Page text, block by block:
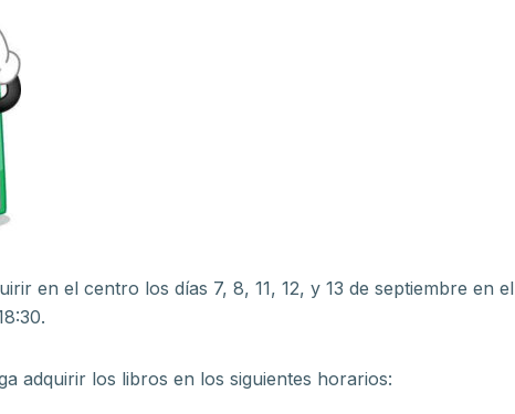
en el centro los días 7, 8, 11, 12, y 13 de septiembre en el
adquirir los libros en los siguientes horarios: